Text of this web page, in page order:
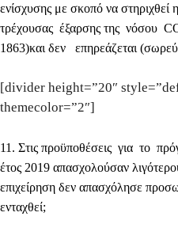
ενίσχυσης με σκοπό να στηριχθεί
τρέχουσας έξαρσης της νόσου
1863)και δεν επηρεάζεται
[divider height=”20″
themecolor=”2″]
11. Στις προϋποθέσεις για το
έτος 2019 απασχολούσαν
επιχείρηση δεν απασχόλησε
ενταχθεί;